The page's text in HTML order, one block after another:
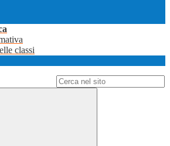
classi